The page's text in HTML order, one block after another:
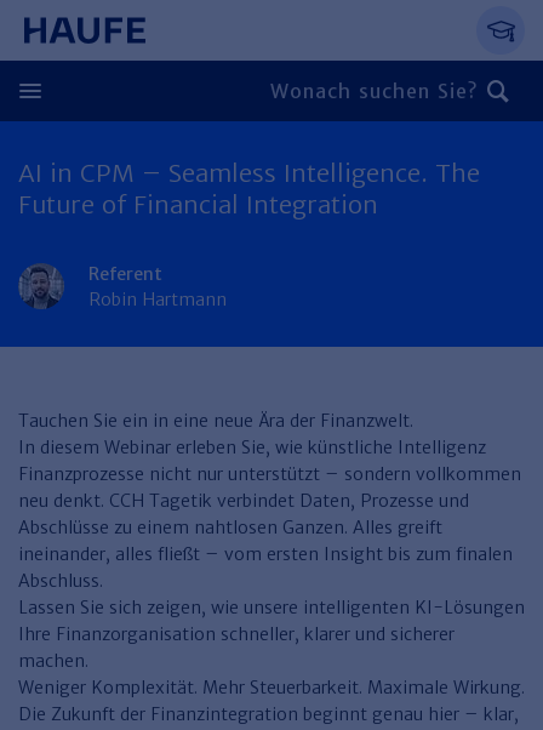
Springe direkt zum Hauptinhalt, zur
Zum Hauptinhalt springen
Zur Navigation springen
Zur Suche springen
Zurück
Personal
Arbeitsrecht
Entgeltabrechnung
Führung
Personalmanagement und
Organisation
Personalentwicklung und
Talentmanagement
Persönlichkeitsentwicklung
Steuerrecht
Rechnungswesen
Entgeltabrechnung
Steuerkanzlei und Gebühren
Software und Tools
Recht & Compliance
Finden Sie Ihr Thema
Familien- und Erbrecht
Miet- und WE-Recht
Rechtsanwaltskanzlei und Gebühren
Verkehrsrecht
Immobilien
Finden Sie Ihr Thema
Miet- und Bestandsverwaltung
WEG-Verwaltung
Wohnungswirtschaft
Zurück
Öffentlicher Dienst
Finden Sie Ihr Thema
TV-L
TVöD
Zurück
Arbeitsschutz & BGM
Finden Sie Ihr Thema
Zurück
AI in CPM – Seamless Intelligence. The
Future of Financial Integration
Referent
Robin Hartmann
Tauchen Sie ein in eine neue Ära der Finanzwelt.
In diesem Webinar erleben Sie, wie künstliche Intelligenz
Finanzprozesse nicht nur unterstützt – sondern vollkommen
neu denkt. CCH Tagetik verbindet Daten, Prozesse und
Abschlüsse zu einem nahtlosen Ganzen. Alles greift
ineinander, alles fließt – vom ersten Insight bis zum finalen
Abschluss.
Lassen Sie sich zeigen, wie unsere intelligenten KI-Lösungen
Ihre Finanzorganisation schneller, klarer und sicherer
machen.
Weniger Komplexität. Mehr Steuerbarkeit. Maximale Wirkung.
Die Zukunft der Finanzintegration beginnt genau hier – klar,